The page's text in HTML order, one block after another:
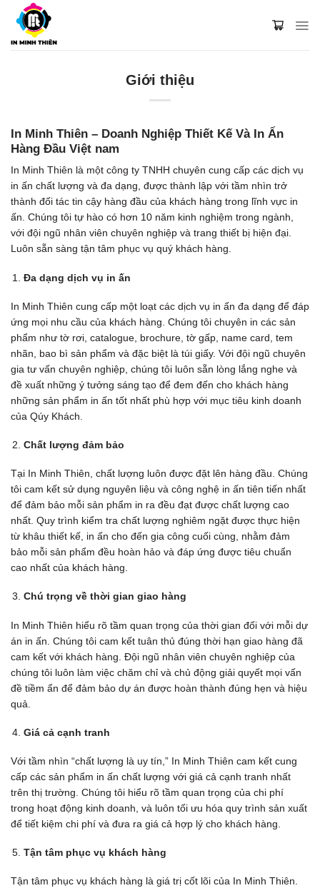
content
Giới thiệu
In Minh Thiên – Doanh Nghiệp Thiết Kế Và In Ấn
Hàng Đầu Việt nam
In Minh Thiên là một công ty TNHH chuyên cung cấp các dịch vụ
in ấn chất lượng và đa dạng, được thành lập với tầm nhìn trở
thành đối tác tin cậy hàng đầu của khách hàng trong lĩnh vực in
ấn. Chúng tôi tự hào có hơn 10 năm kinh nghiệm trong ngành,
với đội ngũ nhân viên chuyên nghiệp và trang thiết bị hiện đại.
Luôn sẵn sàng tận tâm phục vụ quý khách hàng.
Đa dạng dịch vụ in ấn
In Minh Thiên cung cấp một loạt các dịch vụ in ấn đa dạng để đáp
ứng mọi nhu cầu của khách hàng. Chúng tôi chuyên in các sản
phẩm như tờ rơi, catalogue, brochure, tờ gấp, name card, tem
nhãn, bao bì sản phẩm và đặc biệt là túi giấy. Với đội ngũ chuyên
gia tư vấn chuyên nghiệp, chúng tôi luôn sẵn lòng lắng nghe và
đề xuất những ý tưởng sáng tạo để đem đến cho khách hàng
những sản phẩm in ấn tốt nhất phù hợp với mục tiêu kinh doanh
của Qúy Khách.
Chất lượng đảm bảo
Tại In Minh Thiên, chất lượng luôn được đặt lên hàng đầu. Chúng
tôi cam kết sử dụng nguyên liệu và công nghệ in ấn tiên tiến nhất
để đảm bảo mỗi sản phẩm in ra đều đạt được chất lượng cao
nhất. Quy trình kiểm tra chất lượng nghiêm ngặt được thực hiện
từ khâu thiết kế, in ấn cho đến gia công cuối cùng, nhằm đảm
bảo mỗi sản phẩm đều hoàn hảo và đáp ứng được tiêu chuẩn
cao nhất của khách hàng.
Chú trọng về thời gian giao hàng
In Minh Thiên hiểu rõ tầm quan trọng của thời gian đối với mỗi dự
án in ấn. Chúng tôi cam kết tuân thủ đúng thời hạn giao hàng đã
cam kết với khách hàng. Đội ngũ nhân viên chuyên nghiệp của
chúng tôi luôn làm việc chăm chỉ và chủ động giải quyết mọi vấn
đề tiềm ẩn để đảm bảo dự án được hoàn thành đúng hẹn và hiệu
quả.
Giá cả cạnh tranh
Với tầm nhìn “chất lượng là uy tín,” In Minh Thiên cam kết cung
cấp các sản phẩm in ấn chất lượng với giá cả cạnh tranh nhất
trên thị trường. Chúng tôi hiểu rõ tầm quan trọng của chi phí
trong hoạt động kinh doanh, và luôn tối ưu hóa quy trình sản xuất
để tiết kiệm chi phí và đưa ra giá cả hợp lý cho khách hàng.
Tận tâm phục vụ khách hàng
Tận tâm phục vụ khách hàng là giá trị cốt lõi của In Minh Thiên.